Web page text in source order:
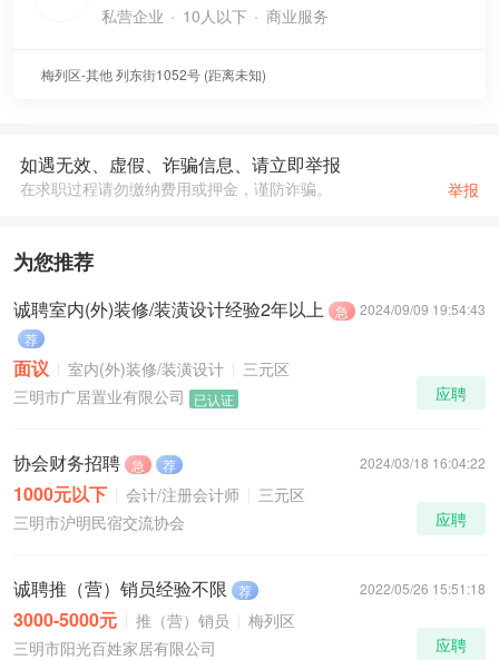
私营企业 10人以下 商业服务
梅列区-其他列东街1052号 (距离未知)
举报
如遇无效、虚假、诈骗信息、请立即举报
在求职过程请勿缴纳费用或押金，谨防诈骗。
为您推荐
2024/09/09 19:54:43
诚聘室内(外)装修/装潢设计经验2年以上
急
荐
面议 室内(外)装修/装潢设计
三元区
三明市广居置业有限公司
已认证 应聘
2024/03/18 16:04:22
协会财务招聘 急 荐
1000元以下 会计/注册会计师
三元区
三明市沪明民宿交流协会
应聘
2022/05/26 15:51:18
诚聘推（营）销员经验不限 荐
3000-5000元 推（营）销员
梅列区
三明市阳光百姓家居有限公司
应聘